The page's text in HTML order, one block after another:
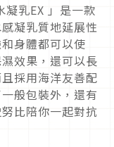
凝乳EX 」是一款
凝乳質地延展性
身體都可以使
效果，還可以長
採用海洋友善配
般包裝外，還有
比陪你一起對抗